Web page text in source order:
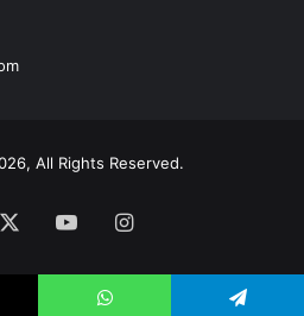
All Rights Reserved.
YouTubeInstagram